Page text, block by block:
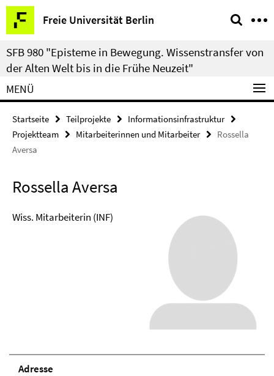
Springe
direkt
zu
Inhalt
Freie Universität Berlin
Service-
Navigation
SFB 980 "Episteme in Bewegung. Wissenstransfer von
der Alten Welt bis in die Frühe Neuzeit"
MENÜ
Startseite Teilprojekte
Informationsinfrastruktur
Projektteam
Mitarbeiterinnen und Mitarbeiter
Rossella
Aversa
Rossella Aversa
Wiss. Mitarbeiterin (INF)
Adresse